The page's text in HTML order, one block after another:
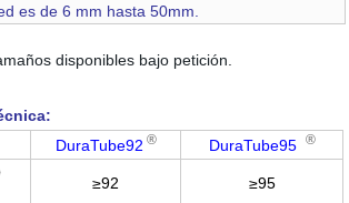
es de 6 mm hasta 50mm.
disponibles bajo petición.
DuraTube92 ® DuraTube95 ®
≥92 ≥95